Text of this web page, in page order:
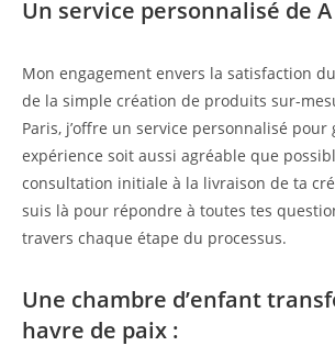
Un service personnalisé de A
Mon engagement envers la satisfaction
de la simple création de produits sur-
Paris, j’offre un service personnalisé
expérience soit aussi agréable que
consultation initiale à la livraison de ta
suis là pour répondre à toutes tes
travers chaque étape du processus.
Une chambre d’enfant
havre de paix :